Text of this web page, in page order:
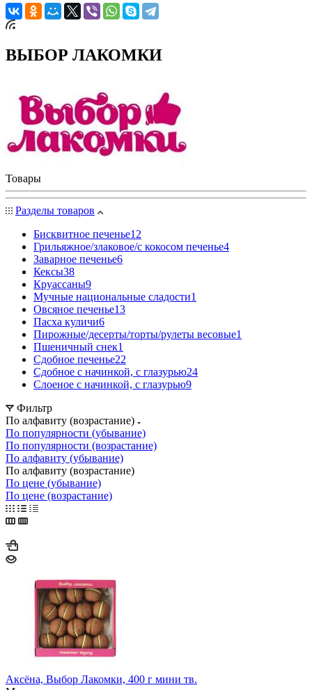
ВЫБОР ЛАКОМКИ
Товары
Разделы товаров
Бисквитное печенье12
Грильяжное/злаковое/с кокосом печенье4
Заварное печенье6
Кексы38
Круассаны9
Мучные национальные сладости1
Овсяное печенье13
Пасха куличи6
Пирожные/десерты/торты/рулеты весовые1
Пшеничный снек1
Сдобное печенье22
Сдобное с начинкой, с глазурью24
Слоеное с начинкой, с глазурью9
Фильтр
По алфавиту (возрастание)
По популярности (убывание)
По популярности (возрастание)
По алфавиту (убывание)
По алфавиту (возрастание)
По цене (убывание)
По цене (возрастание)
Аксёна, Выбор Лакомки, 400 г мини тв.